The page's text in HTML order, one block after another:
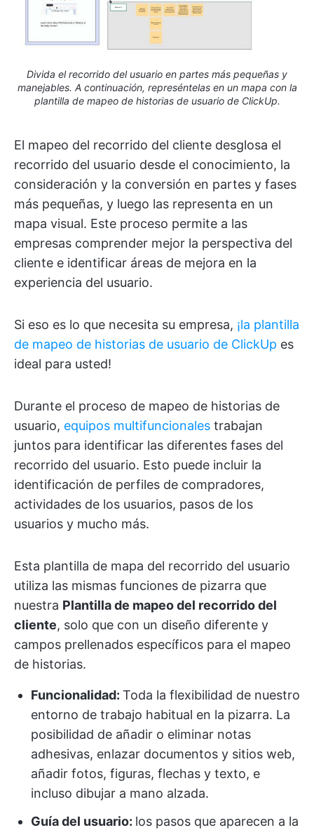
Divida el recorrido del usuario en partes más pequeñas y
manejables. A continuación, represéntelas en un mapa con la
plantilla de mapeo de historias de usuario de ClickUp.
El mapeo del recorrido del cliente desglosa el
recorrido del usuario desde el conocimiento, la
consideración y la conversión en partes y fases
más pequeñas, y luego las representa en un
mapa visual. Este proceso permite a las
empresas comprender mejor la perspectiva del
cliente e identificar áreas de mejora en la
experiencia del usuario.
Si eso es lo que necesita su empresa, ¡la plantilla
de mapeo de historias de usuario de ClickUp es
ideal para usted!
Durante el proceso de mapeo de historias de
usuario, equipos multifuncionales trabajan
juntos para identificar las diferentes fases del
recorrido del usuario. Esto puede incluir la
identificación de perfiles de compradores,
actividades de los usuarios, pasos de los
usuarios y mucho más.
Esta plantilla de mapa del recorrido del usuario
utiliza las mismas funciones de pizarra que
nuestra Plantilla de mapeo del recorrido del
cliente, solo que con un diseño diferente y
campos prellenados específicos para el mapeo
de historias.
Funcionalidad: Toda la flexibilidad de nuestro
entorno de trabajo habitual en la pizarra. La
posibilidad de añadir o eliminar notas
adhesivas, enlazar documentos y sitios web,
añadir fotos, figuras, flechas y texto, e
incluso dibujar a mano alzada.
Guía del usuario: los pasos que aparecen a la